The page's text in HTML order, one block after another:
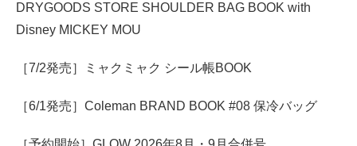
DRYGOODS STORE SHOULDER BAG BOOK with
Disney MICKEY MOU
［7/2発売］ミャクミャク シール帳BOOK
［6/1発売］Coleman BRAND BOOK #08 保冷バッグ